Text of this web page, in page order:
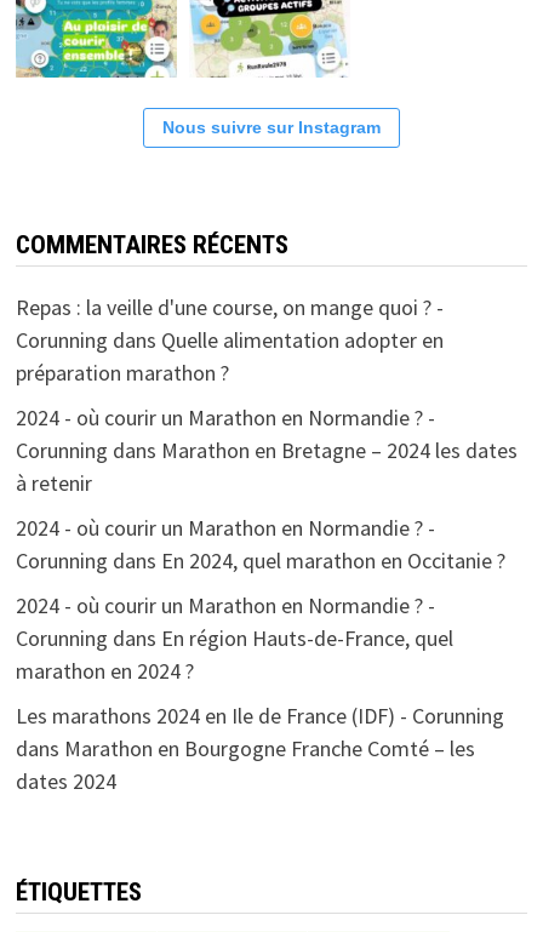
Nous suivre sur Instagram
COMMENTAIRES RÉCENTS
Repas : la veille d'une course, on mange quoi ? -
Corunning dans Quelle alimentation adopter en
préparation marathon ?
2024 - où courir un Marathon en Normandie ? -
Corunning dans Marathon en Bretagne – 2024 les dates
à retenir
2024 - où courir un Marathon en Normandie ? -
Corunning dans En 2024, quel marathon en Occitanie ?
2024 - où courir un Marathon en Normandie ? -
Corunning dans En région Hauts-de-France, quel
marathon en 2024 ?
Les marathons 2024 en Ile de France (IDF) - Corunning
dans Marathon en Bourgogne Franche Comté – les
dates 2024
ÉTIQUETTES